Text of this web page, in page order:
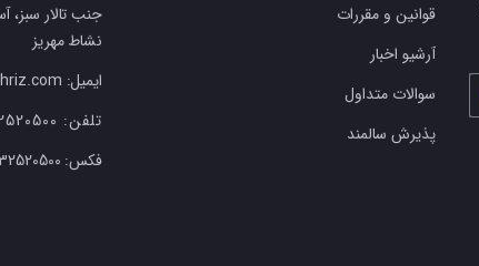
قوانین و مقررات
آرشیو اخبار
سوالات متداول
پذیرش سالمند
جنب تالار سبز،
نشاط مهریز
ایمیل: info@asmehriz.com
تلفن:
فکس: